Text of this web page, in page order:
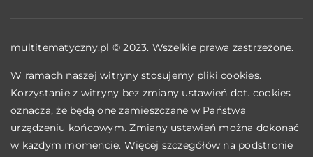
multitematyczny.pl © 2023. Wszelkie prawa zastrzeżone.
W ramach naszej witryny stosujemy pliki cookies.
Korzystanie z witryny bez zmiany ustawień dot. cookies
oznacza, że będą one zamieszczane w Państwa
urządzeniu końcowym. Zmiany ustawień można dokonać
w każdym momencie. Więcej szczegółów na podstronie